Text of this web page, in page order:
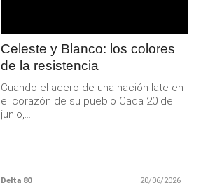
Celeste y Blanco: los colores
de la resistencia
Cuando el acero de una nación late en
el corazón de su pueblo Cada 20 de
junio,...
Delta 80 20/06/2026